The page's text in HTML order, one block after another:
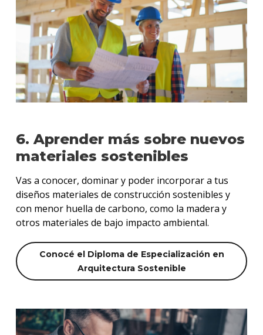
6. Aprender más sobre nuevos
materiales sostenibles
Vas a conocer, dominar y poder incorporar a tus
diseños materiales de construcción sostenibles y
con menor huella de carbono, como la madera y
otros materiales de bajo impacto ambiental.
Conocé el Diploma de Especialización en
Arquitectura Sostenible